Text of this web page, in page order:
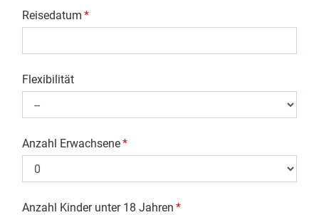
Reisedatum *
Flexibilität
Anzahl Erwachsene*
Anzahl Kinder unter 18 Jahren *